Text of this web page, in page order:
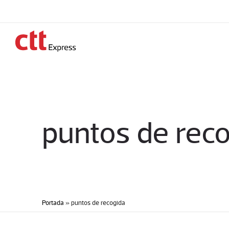
puntos de
Portada » puntos de recogida